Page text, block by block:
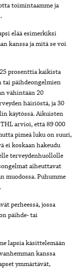
toimintaamme ja
elää esimerkiksi
kanssa ja mitä se voi
prosenttia kaikista
tai päihdeongelmien
vähintään 20
häiriöstä, ja 30
käytössä. Aikuisten
arvioi, että 89 000
pimeä luku on suuri,
ei koskaan hakeudu
terveydenhuollolle
aiheuttavat
muodossa. Puhumme
perheessä, jossa
päihde- tai
lapsia käsittelemään
kanssa
ymmärtävät,